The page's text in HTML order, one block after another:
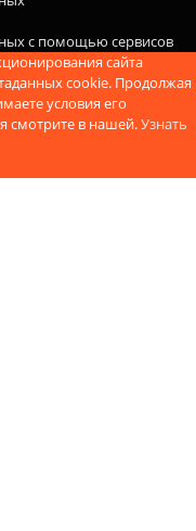
с помощью сервисов
сайта
cookie. Продолжая
условия его
смотрите в нашей.Узнать